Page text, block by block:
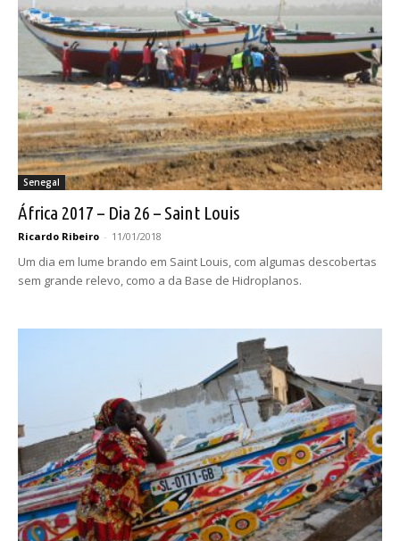
Senegal
África 2017 – Dia 26 – Saint Louis
Ricardo Ribeiro - 11/01/2018
Um dia em lume brando em Saint Louis, com algumas descobertas
sem grande relevo, como a da Base de Hidroplanos.